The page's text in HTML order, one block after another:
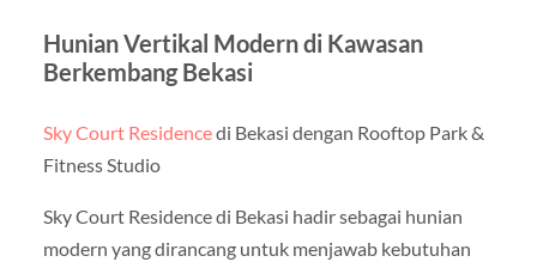
Hunian Vertikal Modern di Kawasan
Berkembang Bekasi
Sky Court Residencedi Bekasi dengan Rooftop Park &
Fitness Studio
Sky Court Residence di Bekasi hadir sebagai hunian
modern yang dirancang untuk menjawab kebutuhan